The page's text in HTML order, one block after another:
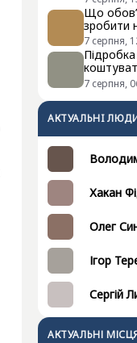
Що
зробити
7 серпня,
7 серпня,
АКТУАЛЬНI
Хакан
Олег
Ігор
Сергій
АКТУАЛЬНІ